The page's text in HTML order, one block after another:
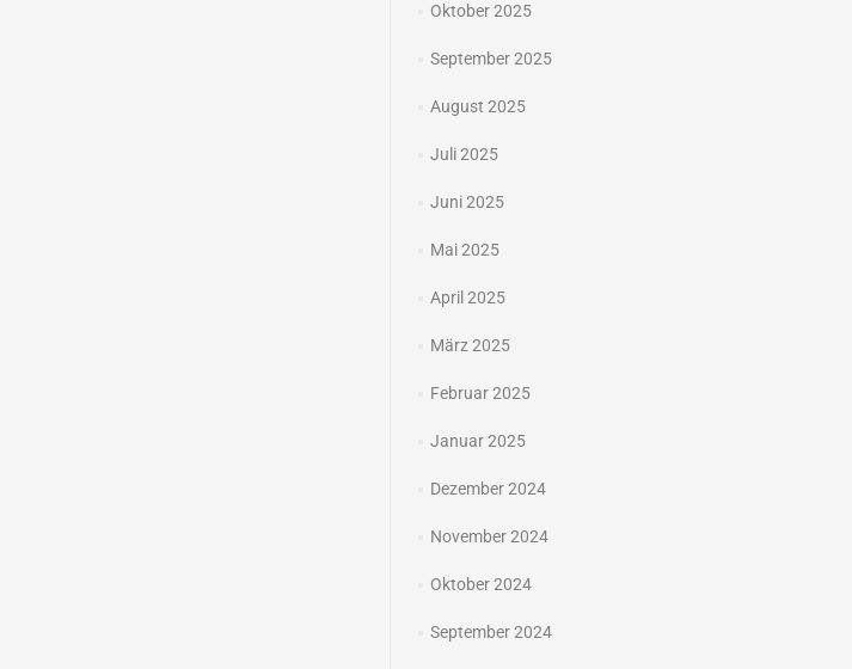
Oktober 2025
September 2025
August 2025
Juli 2025
Juni 2025
Mai 2025
April 2025
März 2025
Februar 2025
Januar 2025
Dezember 2024
November 2024
Oktober 2024
September 2024